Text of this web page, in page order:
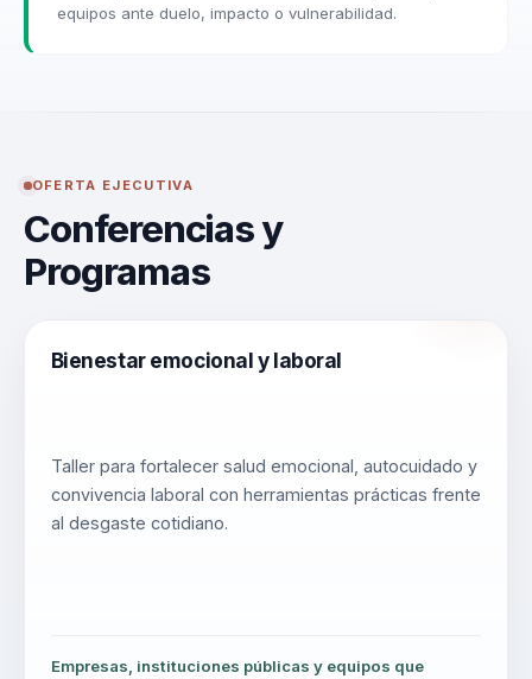
equipos ante duelo, impacto o vulnerabilidad.
OFERTA EJECUTIVA
Conferencias y
Programas
Bienestar emocional y laboral
Taller para fortalecer salud emocional, autocuidado y
convivencia laboral con herramientas prácticas frente
al desgaste cotidiano.
Empresas, instituciones públicas y equipos que